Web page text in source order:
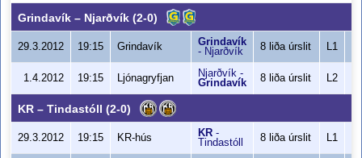
Grindavík – Njarðvík (2-0)
29.3.2012 19:15 Grindavík
Grindavík
- Njarðvík 8 liða úrslit L1
1.4.2012 19:15 Ljónagryfjan Njarðvík -
Grindavík
8 liða úrslit L2
KR – Tindastóll (2-0)
29.3.2012 19:15 KR-hús KR -
Tindastóll
8 liða úrslit L1